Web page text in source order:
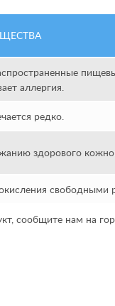
аллергия.
редко.
здорового
сообщите нам на